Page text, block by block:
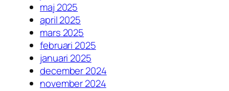
maj 2025
april 2025
mars 2025
februari 2025
januari 2025
december 2024
november 2024